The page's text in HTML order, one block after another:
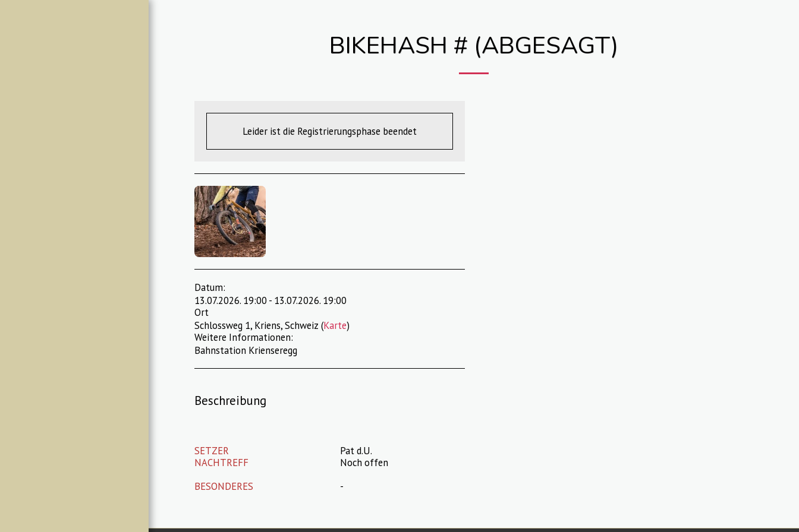
BIKEHASH # (ABGESAGT)
Leider ist die Registrierungsphase beendet
Datum:
13.07.2026. 19:00 - 13.07.2026. 19:00
Ort
Schlossweg 1, Kriens, Schweiz (Karte)
Weitere Informationen:
Bahnstation Krienseregg
Beschreibung
SETZER
Pat d.U.
NACHTREFF
Noch offen
BESONDERES
-